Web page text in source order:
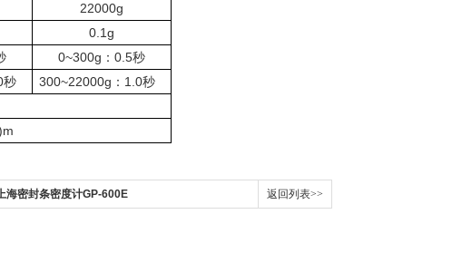
22000g
0.1g
0~300g ： 0.5秒
秒 300~22000g ： 1.0秒
海密封条密度计GP-600E 返回列表>>